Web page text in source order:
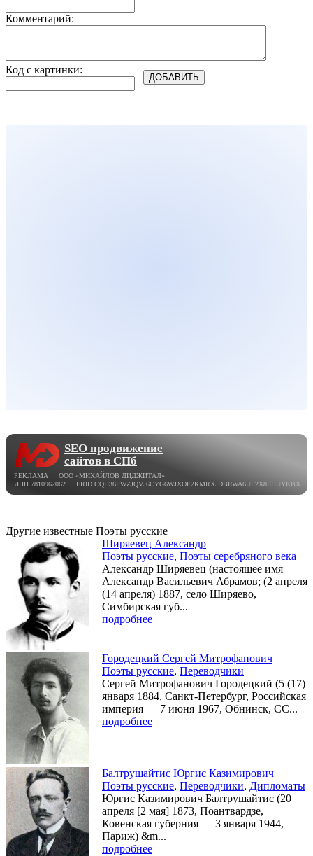
Комментарий:
Код с картинки:
SEO продвижение
сайтов в СПб
РЕКЛАМА ООО «МИХАЙЛОВ ДИДЖИТАЛ»
ИНН 7810962062 ERID CQH36PWZJQVJ6CYG6WJXOF2KMRXJDBRWA6UF2X8EHUYKBX
Другие известные Поэты русские
Ширяевец Александр
Поэты русские, Поэты серебряного века
Александр Ширяевец (настоящее имя
Александр Васильевич Абрамов; (2 апреля
(14 апреля) 1887, село Ширяево,
Симбирская губ...
подробнее
Городецкий Сергей Митрофанович
Поэты русские, Переводчики
Сергей Митрофанович Городецкий (5 (17)
января 1884, Санкт-Петербург, Российская
империя — 7 июня 1967, Обнинск, СС...
подробнее
Балтрушайтис Юргис Казимирович
Поэты русские, Переводчики, Дипломаты
Юргис Казимирович Балтрушайтис (20
апреля [2 мая] 1873, Поантвардзе,
Ковенская губерния — 3 января 1944,
Париж) &m...
подробнее